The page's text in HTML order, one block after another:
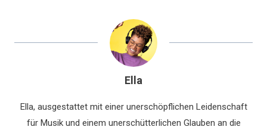
Ella
Ella, ausgestattet mit einer unerschöpflichen Leidenschaft
für Musik und einem unerschütterlichen Glauben an die